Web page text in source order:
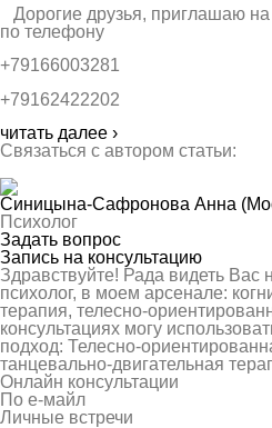
Дорогие друзья, приглашаю
по телефону
+79166003281
+79162422202
читать далее ›
Связаться с автором статьи:
Синицына-Cафронова Анна
Психолог
Задать вопрос
Запись на консультацию
Здравствуйте! Рада видеть Вас
психолог, в моем арсенале:
терапия, телесно-
консультациях могу
подход: Телесно-
танцевально-двигательная
Онлайн консультации
По е-майл
Личные встречи